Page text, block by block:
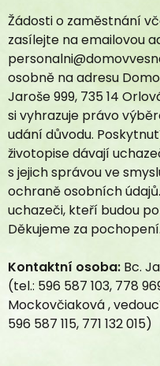
Žádosti o zaměstnání
zasílejte na emailovou
osobně na adresu
Jaroše 999, 735 14
si vyhrazuje právo
udání důvodu.
životopise dávají
s jejich správou ve
ochraně osobních
uchazeči, kteří budou
Děkujeme za pochopení.
Kontaktní osoba: Bc.
(tel.: 596 587 103, 778
Mockovčiaková ,
596 587 115, 771 132 015)